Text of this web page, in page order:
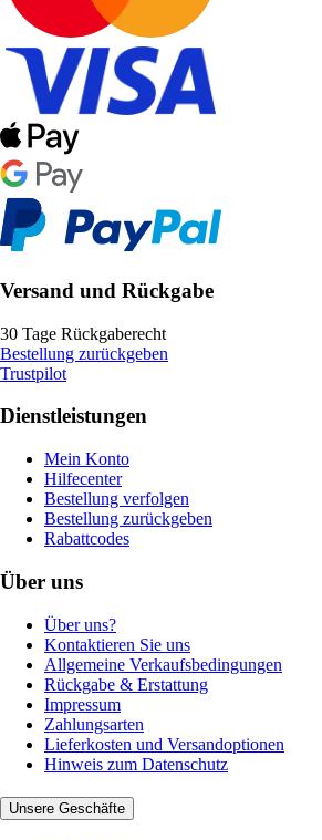
Versand und Rückgabe
30 Tage Rückgaberecht
Bestellung zurückgeben
Trustpilot
Dienstleistungen
Mein Konto
Hilfecenter
Bestellung verfolgen
Bestellung zurückgeben
Rabattcodes
Über uns
Über uns?
Kontaktieren Sie uns
Allgemeine Verkaufsbedingungen
Rückgabe & Erstattung
Impressum
Zahlungsarten
Lieferkosten und Versandoptionen
Hinweis zum Datenschutz
Unsere Geschäfte